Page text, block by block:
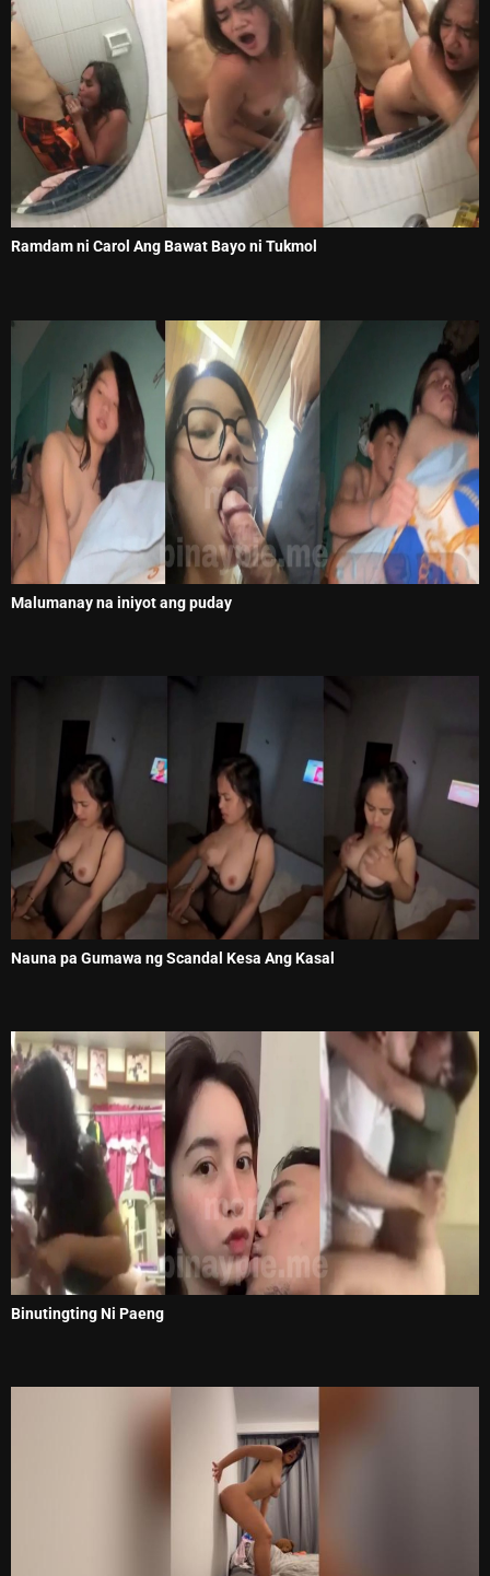
Ramdam ni Carol Ang Bawat Bayo ni Tukmol
Malumanay na iniyot ang puday
Nauna pa Gumawa ng Scandal Kesa Ang Kasal
Binutingting Ni Paeng